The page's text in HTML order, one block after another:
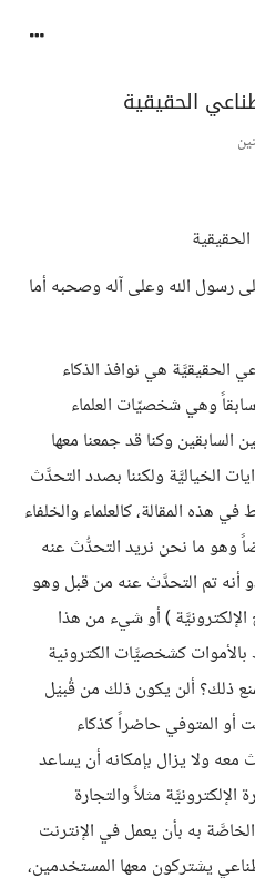
الحقيقية
رسول الله وعلى آله وصحبه أما
الحقيقيَّة هي نوافذ الذكاء
وهي شخصيّات العلماء
وكنا قد جمعنا معها
الخياليَّة ولكننا بصدد التحدَّث
هذه المقالة، كالعلماء والخلفاء
وهو ما نحن نريد التحدُّث عنه
أنه تم التحدَّث عنه من قبل وهو
الإلكترونيَّة ) أو شيء من هذا
بالأموات كشخصيَّات الكترونية
ذلك؟ ألن يكون ذلك من قُبيْل
أو المتوفي حاضراً كذكاء
ولا يزال بإمكانه أن يساعد
الإلكترونيَّة مثلاً والتجارة
به بأن يعمل في الإنترنت
يشتركون معها المستخدمين،